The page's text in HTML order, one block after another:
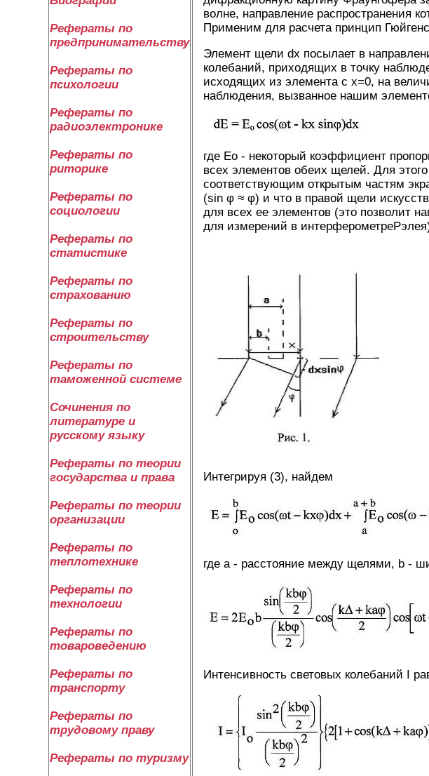
Рефераты по
предпринимательству
Рефераты по
психологии
Рефераты по
радиоэлектронике
Рефераты по
риторике
Рефераты по
социологии
Рефераты по
статистике
Рефераты по
страхованию
Рефераты по
строительству
Рефераты по
таможенной системе
Сочинения по
литературе и
русскому языку
Рефераты по теории
государства и права
Рефераты по теории
организации
Рефераты по
теплотехнике
Рефераты по
технологии
Рефераты по
товароведению
Рефераты по
транспорту
Рефераты по
трудовому праву
Рефераты по туризму
волне, направление распространения
Применим для расчета принцип
Элемент щели dx посылает в
колебаний, приходящих в точку
исходящих из элемента с х=0, на
наблюдения, вызванное нашим
где Ео - некоторый коэффициент
всех элементов обеих щелей. Для
соответствующим открытым частям
(sin φ ≈ φ) и что в правой щели
для всех ее элементов (это позволит
для измерений в
Интегрируя (3), найдем
где а - расстояние между щелями, b -
Интенсивность световых колебаний I